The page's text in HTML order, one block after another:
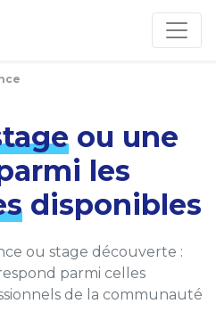
ou une
les
disponibles
ou stage découverte :
parmi celles
de la communauté